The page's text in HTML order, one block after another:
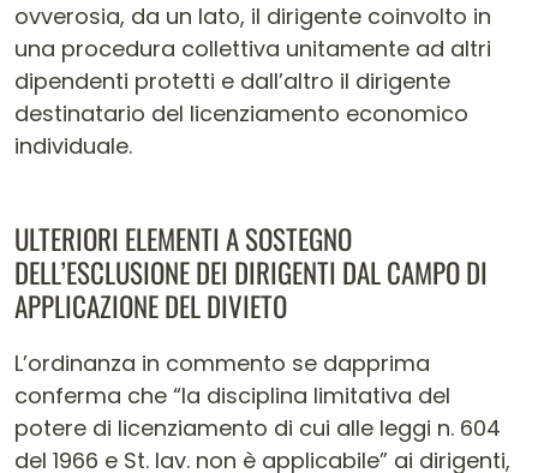
ovverosia, da un lato, il dirigente coinvolto in
una procedura collettiva unitamente ad altri
dipendenti protetti e dall’altro il dirigente
destinatario del licenziamento economico
individuale.
ULTERIORI ELEMENTI A SOSTEGNO
DELL’ESCLUSIONE DEI DIRIGENTI DAL CAMPO DI
APPLICAZIONE DEL DIVIETO
L’ordinanza in commento se dapprima
conferma che “la disciplina limitativa del
potere di licenziamento di cui alle leggi n. 604
del 1966 e St. lav. non è applicabile” ai dirigenti,